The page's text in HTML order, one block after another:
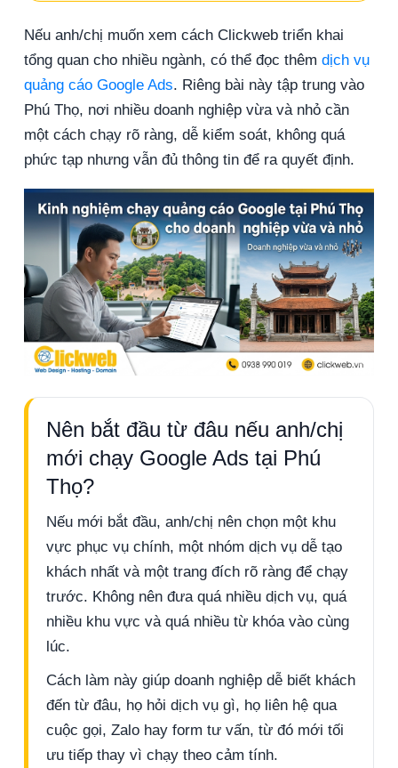
Nếu anh/chị muốn xem cách Clickweb triển khai
tổng quan cho nhiều ngành, có thể đọc thêm dịch vụ
quảng cáo Google Ads. Riêng bài này tập trung vào
Phú Thọ, nơi nhiều doanh nghiệp vừa và nhỏ cần
một cách chạy rõ ràng, dễ kiểm soát, không quá
phức tạp nhưng vẫn đủ thông tin để ra quyết định.
Nên bắt đầu từ đâu nếu anh/chị
mới chạy Google Ads tại Phú
Thọ?
Nếu mới bắt đầu, anh/chị nên chọn một khu
vực phục vụ chính, một nhóm dịch vụ dễ tạo
khách nhất và một trang đích rõ ràng để chạy
trước. Không nên đưa quá nhiều dịch vụ, quá
nhiều khu vực và quá nhiều từ khóa vào cùng
lúc.
Cách làm này giúp doanh nghiệp dễ biết khách
đến từ đâu, họ hỏi dịch vụ gì, họ liên hệ qua
cuộc gọi, Zalo hay form tư vấn, từ đó mới tối
ưu tiếp thay vì chạy theo cảm tính.